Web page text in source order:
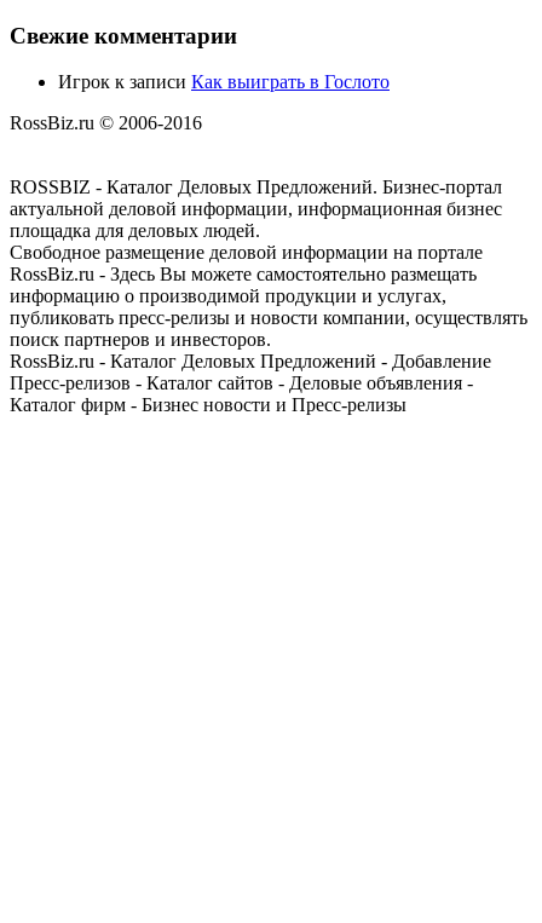
Свежие комментарии
Игрок к записи Как выиграть в Гослото
RossBiz.ru © 2006-2016
ROSSBIZ - Каталог Деловых Предложений. Бизнес-портал
актуальной деловой информации, информационная бизнес
площадка для деловых людей.
Свободное размещение деловой информации на портале
RossBiz.ru - Здесь Вы можете самостоятельно размещать
информацию о производимой продукции и услугах,
публиковать пресс-релизы и новости компании, осуществлять
поиск партнеров и инвесторов.
RossBiz.ru - Каталог Деловых Предложений - Добавление
Пресс-релизов - Каталог сайтов - Деловые объявления -
Каталог фирм - Бизнес новости и Пресс-релизы